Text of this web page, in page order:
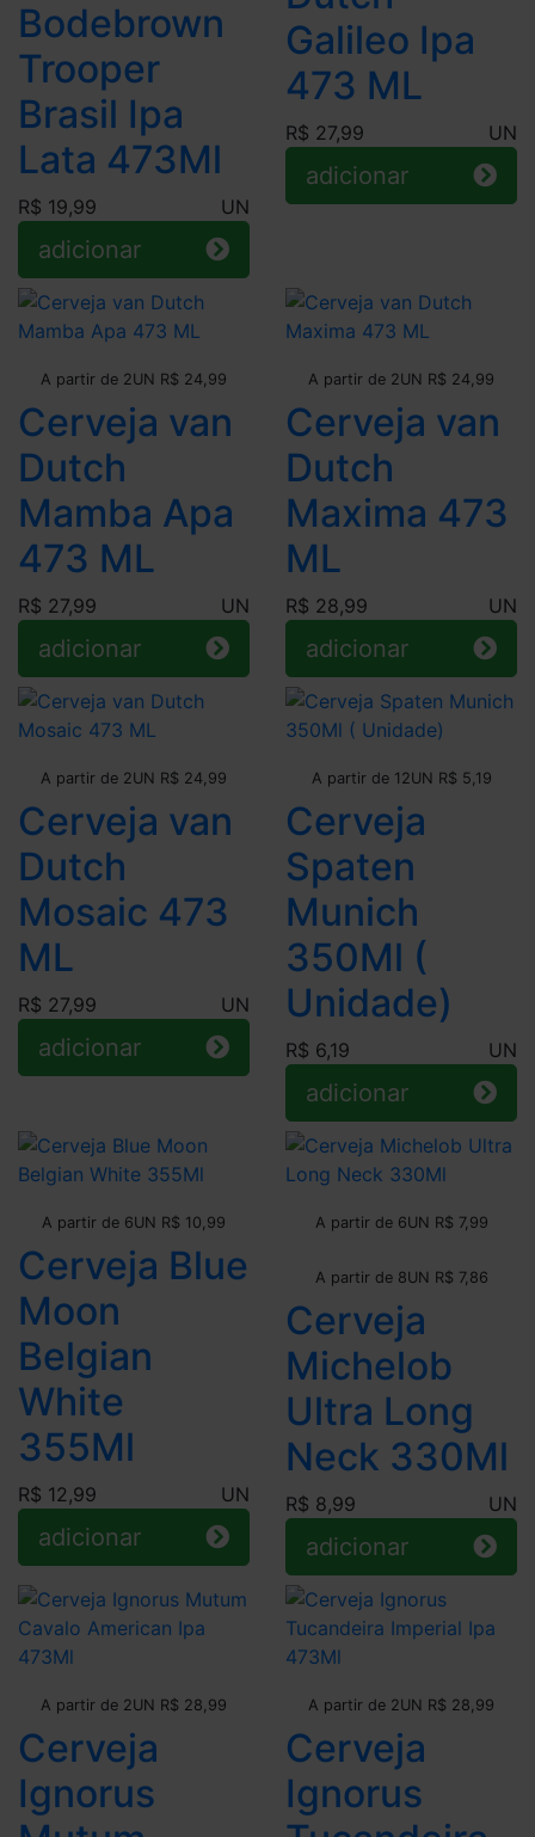
Bodebrown
Trooper
Brasil Ipa
Lata 473Ml
R$ 19,99 UN
adicionar
Galileo Ipa
473 ML
R$ 27,99 UN
adicionar
A partir de 2UN R$ 24,99
Cerveja van
Dutch
Mamba Apa
473 ML
R$ 27,99 UN
adicionar
A partir de 2UN R$ 24,99
Cerveja van
Dutch
Maxima 473
ML
R$ 28,99 UN
adicionar
A partir de 2UN R$ 24,99
Cerveja van
Dutch
Mosaic 473
ML
R$ 27,99 UN
adicionar
A partir de 12UN R$ 5,19
Cerveja
Spaten
Munich
350Ml (
Unidade)
R$ 6,19 UN
adicionar
A partir de 6UN R$ 10,99
Cerveja Blue
Moon
Belgian
White
355Ml
R$ 12,99 UN
adicionar
A partir de 6UN R$ 7,99
A partir de 8UN R$ 7,86
Cerveja
Michelob
Ultra Long
Neck 330Ml
R$ 8,99 UN
adicionar
A partir de 2UN R$ 28,99
Cerveja
Ignorus
A partir de 2UN R$ 28,99
Cerveja
Ignorus